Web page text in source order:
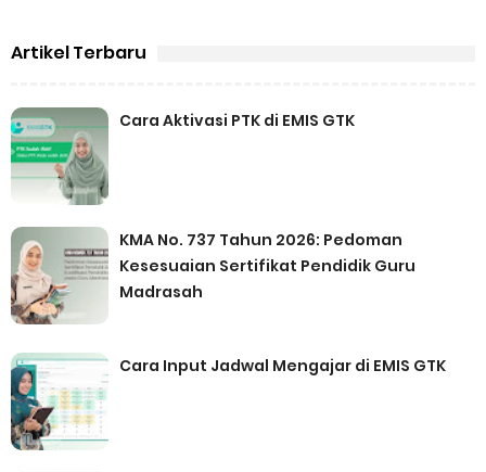
Artikel Terbaru
Cara Aktivasi PTK di EMIS GTK
KMA No. 737 Tahun 2026: Pedoman
Kesesuaian Sertifikat Pendidik Guru
Madrasah
Cara Input Jadwal Mengajar di EMIS GTK